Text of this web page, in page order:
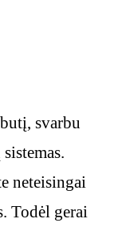
svarbu
neteisingai
Todėl gerai